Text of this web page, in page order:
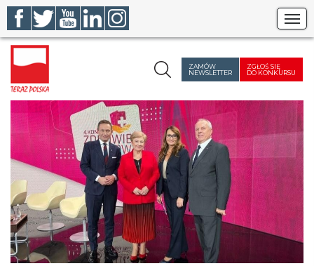
Szukaj ZAMÓW
NEWSLETTER
ZGŁOŚ SIĘ
DO KONKURSU